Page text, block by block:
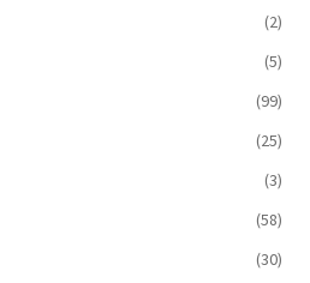
(2)
(5)
(99)
(25)
(3)
(58)
(30)